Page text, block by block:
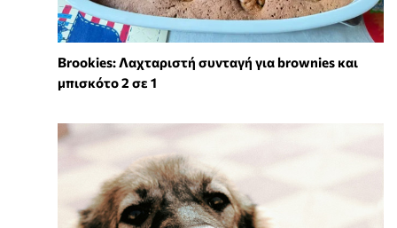
Brookies: Λαχταριστή συνταγή για brownies και
μπισκότο 2 σε 1